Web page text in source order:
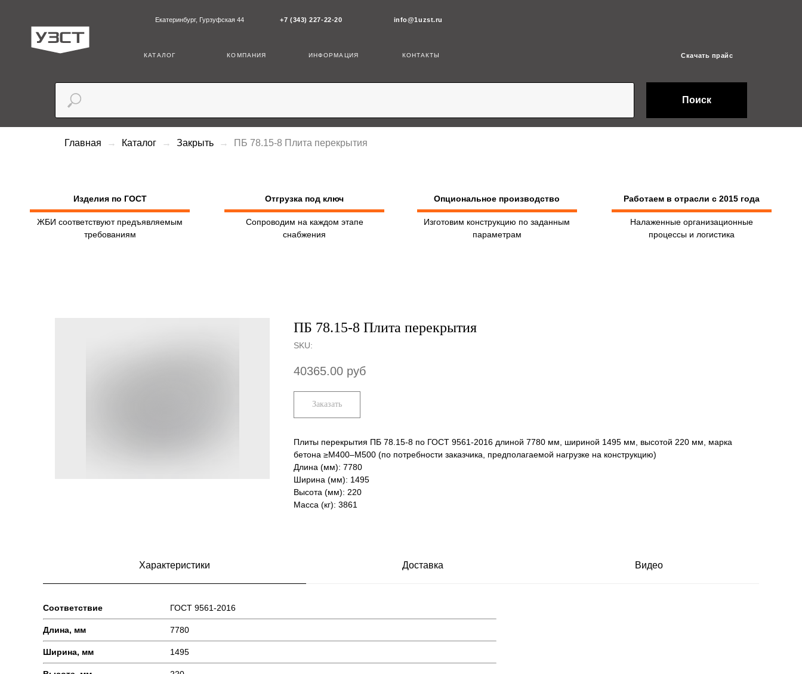
Екатеринбург, Гурзуфская 44 +7 (343) 227-22-20 info@1uzst.ru
Поиск
Главная Каталог Закрыть ПБ 78.15-8 Плита перекрытия
Изделия по ГОСТ
ЖБИ соответствуют предъявляемым
требованиям
Изготовим конструкцию по заданным
параметрам
Опциональное производство
Отгрузка под ключ
Сопроводим на каждом этапе
снабжения
Налаженные организационные
процессы и логистика
Работаем в отрасли с 2015 года
ПБ 78.15-8 Плита перекрытия
SKU:
40365.00 руб
Заказать
Плиты перекрытия ПБ 78.15-8 по ГОСТ 9561-2016 длиной 7780 мм, шириной 1495 мм, высотой 220 мм, марка
бетона ≥М400–М500 (по потребности заказчика, предполагаемой нагрузке на конструкцию)
Длина (мм): 7780
Ширина (мм): 1495
Высота (мм): 220
Масса (кг): 3861
Характеристики Доставка Видео
Соответствие ГОСТ 9561-2016
Длина, мм 7780
Ширина, мм 1495